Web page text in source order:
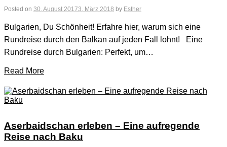
Posted on 30. August 20173. März 2018 by Esther
Bulgarien, Du Schönheit! Erfahre hier, warum sich eine
Rundreise durch den Balkan auf jeden Fall lohnt! Eine
Rundreise durch Bulgarien: Perfekt, um…
Read More
Aserbaidschan erleben – Eine aufregende
Reise nach Baku